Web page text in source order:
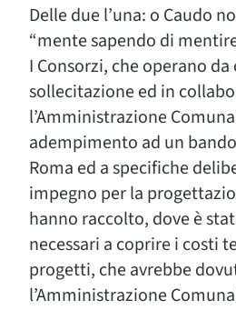
Delle due l’una: o Caudo
“mente sapendo di
I Consorzi, che operano
sollecitazione ed in
l’Amministrazione
adempimento ad un
Roma ed a specifiche
impegno per la
hanno raccolto, dove è
necessari a coprire i costi
progetti, che avrebbe
l’Amministrazione